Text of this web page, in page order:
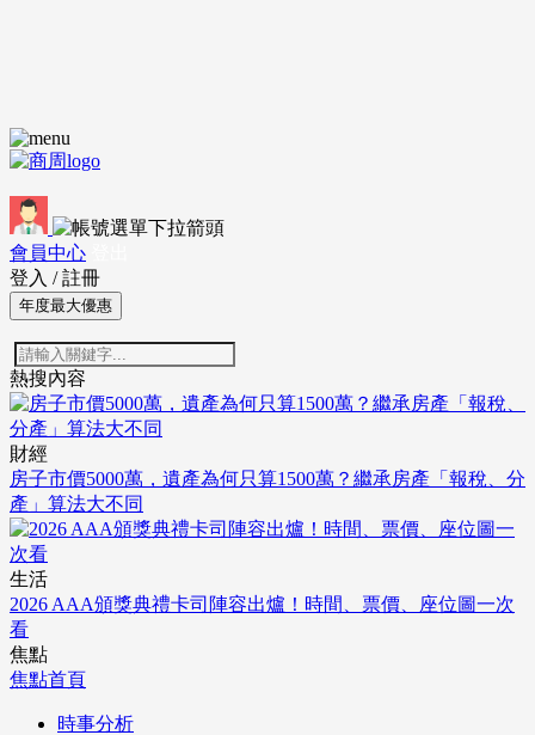
會員中心
登入 / 註冊
年度最大優惠
熱搜內容
財經
房子市價5000萬，遺產為何只算1500萬？繼承房產「報稅、分
產」算法大不同
生活
2026 AAA頒獎典禮卡司陣容出爐！時間、票價、座位圖一次
看
焦點
焦點首頁
時事分析